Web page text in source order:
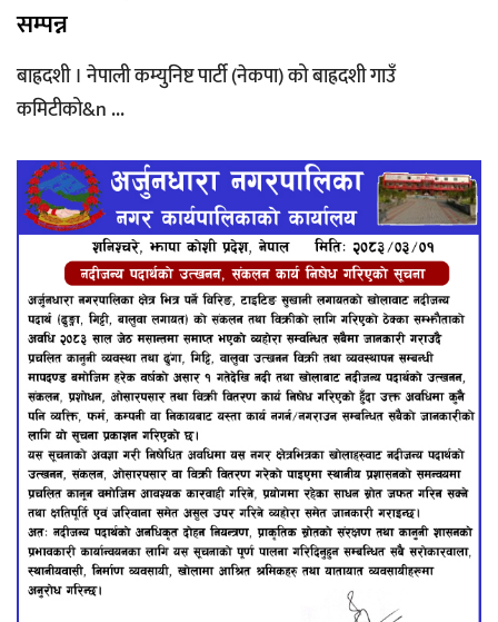
सम्पन्न
बाह्रदशी । नेपाली कम्युनिष्ट पार्टी (नेकपा) को बाह्रदशी गाउँ
कमिटीको&n ...